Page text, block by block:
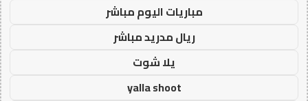
مباريات اليوم مباشر
ريال مدريد مباشر
يلا شوت
yalla shoot